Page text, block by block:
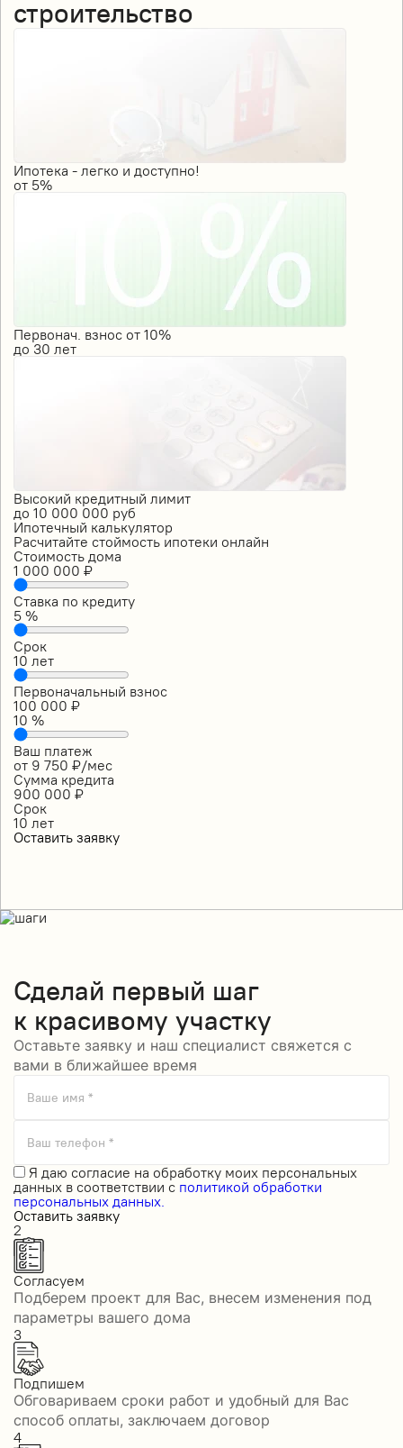
строительство
Ипотека - легко и доступно!
от 5%
Первонач. взнос от 10%
до 30 лет
Высокий кредитный лимит
до 10 000 000 руб
Ипотечный калькулятор
Расчитайте стоймость ипотеки онлайн
Стоимость дома
1 000 000 ₽
Ставка по кредиту
5 %
Срок
10 лет
Первоначальный взнос
100 000 ₽
10 %
Ваш платеж
от 9 750 ₽/мес
Сумма кредита
900 000 ₽
Срок
10 лет
Оставить заявку
Сделай первый шаг
к красивому участку
Оставьте заявку и наш специалист свяжется с
вами в ближайшее время
Ваше имя *
Ваш телефон *
Я даю согласие на обработку моих персональных
данных в соответствии с политикой обработки
персональных данных.
Оставить заявку
2
Согласуем
Подберем проект для Вас, внесем изменения под
параметры вашего дома
3
Подпишем
Обговариваем сроки работ и удобный для Вас
способ оплаты, заключаем договор
4